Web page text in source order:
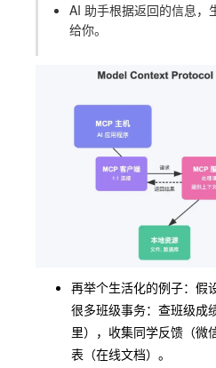
AI 助手根据返回的信息，
给你。
再举个生活化的例子：假
很多班级事务：查班级成
里），收集同学反馈（微
表（在线文档）。